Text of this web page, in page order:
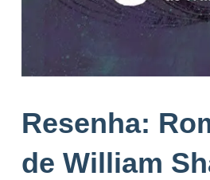
Resenha:
de William